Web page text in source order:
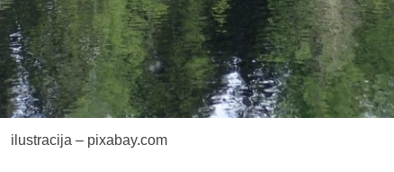
ilustracija – pixabay.com